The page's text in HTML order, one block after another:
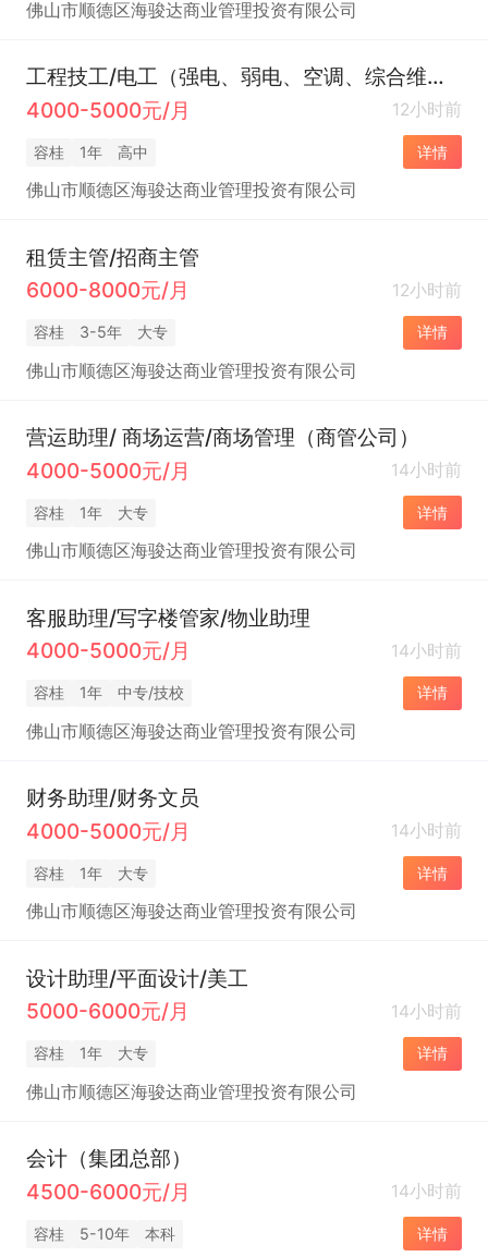
佛山市顺德区海骏达商业管理投资有限公司
工程技工/电工（强电、弱电、空调、综合维修、电梯）（商管公司）
4000-5000元/月
12小时前
容桂 1年 高中 详情
佛山市顺德区海骏达商业管理投资有限公司
租赁主管/招商主管
6000-8000元/月
12小时前
容桂 3-5年 大专 详情
佛山市顺德区海骏达商业管理投资有限公司
营运助理/ 商场运营/商场管理（商管公司）
4000-5000元/月
14小时前
容桂 1年 大专 详情
佛山市顺德区海骏达商业管理投资有限公司
客服助理/写字楼管家/物业助理
4000-5000元/月
14小时前
容桂 1年 中专/技校 详情
佛山市顺德区海骏达商业管理投资有限公司
财务助理/财务文员
4000-5000元/月
14小时前
容桂 1年 大专 详情
佛山市顺德区海骏达商业管理投资有限公司
设计助理/平面设计/美工
5000-6000元/月
14小时前
容桂 1年 大专 详情
佛山市顺德区海骏达商业管理投资有限公司
会计（集团总部）
4500-6000元/月
14小时前
容桂 5-10年 本科 详情